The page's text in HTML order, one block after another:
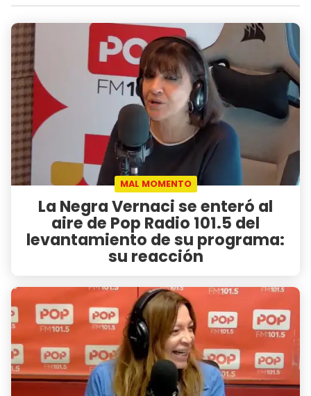
MAL MOMENTO
La Negra Vernaci se enteró al
aire de Pop Radio 101.5 del
levantamiento de su programa:
su reacción